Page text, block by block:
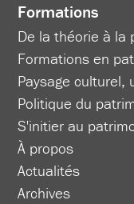
Formations
De la théorie à la
Formations en
Paysage culturel,
Politique du
S'initier au
À propos
Actualités
Archives